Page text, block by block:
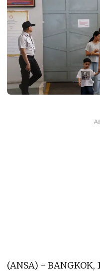
(ANSA) - BANGKOK,